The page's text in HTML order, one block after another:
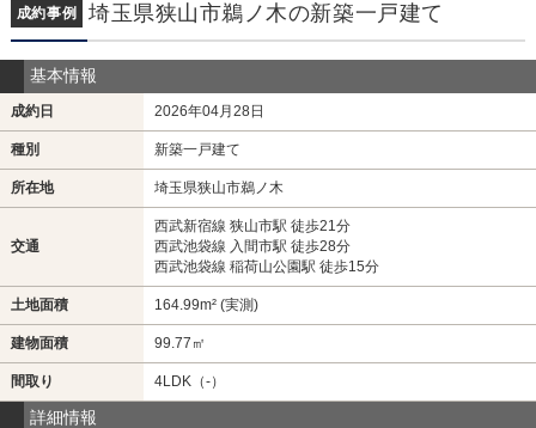
成約事例 埼玉県狭山市鵜ノ木の新築一戸建て
基本情報
成約日 2026年04月28日
種別 新築一戸建て
所在地 埼玉県狭山市鵜ノ木
交通
西武新宿線 狭山市駅 徒歩21分
西武池袋線 入間市駅 徒歩28分
西武池袋線 稲荷山公園駅 徒歩15分
土地面積 164.99m² (実測)
建物面積 99.77㎡
間取り 4LDK（-）
詳細情報